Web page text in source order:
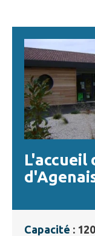
L'accueil
Capacité :